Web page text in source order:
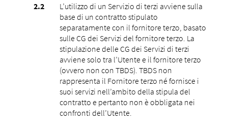
L’utilizzo di un Servizio di terzi avviene sulla
base di un contratto stipulato
separatamente con il fornitore terzo, basato
sulle CG dei Servizi del fornitore terzo. La
stipulazione delle CG dei Servizi di terzi
avviene solo tra l’Utente e il fornitore terzo
(ovvero non con TBDS). TBDS non
rappresenta il Fornitore terzo né fornisce i
suoi servizi nell’ambito della stipula del
contratto e pertanto non è obbligata nei
confronti dell’Utente.